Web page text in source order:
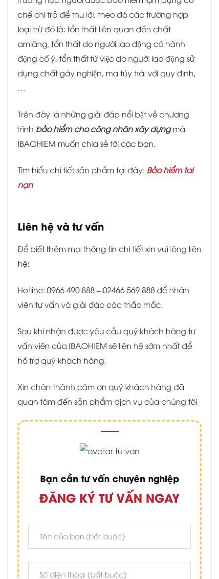
chế chi trả để thu lời, theo đó các trường hợp
loại trừ đó là: tổn thất liên quan đến chất
amiăng, tổn thất do người lao động có hành
động cố ý, tổn thất từ việc do người lao động sử
dụng chất gây nghiện, ma túy trái với quy định,
…
Trên đây là những giải đáp nổi bật về chương
trình bảo hiểm cho công nhân xây dựngmà
IBAOHIEM muốn chia sẻ tới các bạn.
Tìm hiểu chi tiết sản phẩm tại đây: Bảo hiểm tai
nạn
Liên hệ và tư vấn
Để biết thêm mọi thông tin chi tiết xin vui lòng liên
hệ:
Hotline: 0966 490 888 – 02466 569 888 để nhân
viên tư vấn và giải đáp các thắc mắc.
Sau khi nhận được yêu cầu quý khách hàng tư
vấn viên của IBAOHIEM sẽ liên hệ sớm nhất để
hỗ trợ quý khách hàng.
Xin chân thành cám ơn quý khách hàng đã
quan tâm đến sản phẩm dịch vụ của chúng tôi
Bạn cần tư vấn chuyên nghiệp
ĐĂNG KÝ TƯ VẤN NGAY